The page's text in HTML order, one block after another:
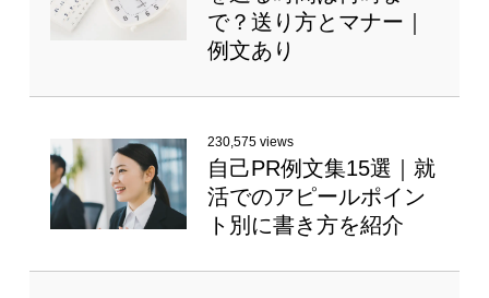
で？送り方とマナー｜
例文あり
230,575 views
自己PR例文集15選｜就
活でのアピールポイン
ト別に書き方を紹介